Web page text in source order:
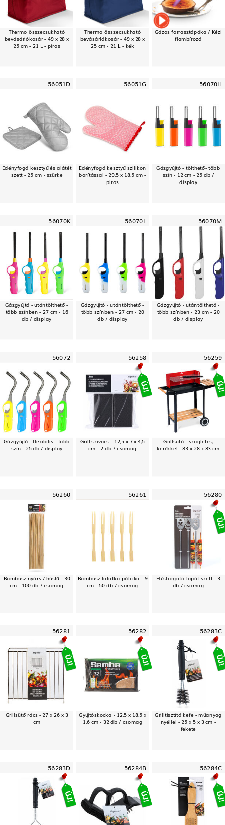
Thermo összecsukható
bevásárlókosár - 49 x 28 x
25 cm - 21 L - piros
Thermo összecsukható
bevásárlókosár - 49 x 28 x
25 cm - 21 L - kék
Gázos forrasztópáka / Kézi
flambírozó
56051D
Edényfogó kesztyű és alátét
szett - 25 cm - szürke
56051G
Edényfogó kesztyű szilikon
borítással - 29,5 x 18,5 cm -
piros
56070H
Gázgyújtó - tölthető- több
szín - 12 cm - 25 db /
display
56070K
Gázgyújtó - utántölthető -
több színben - 27 cm - 16
db / display
56070L
Gázgyújtó - utántölthető -
több színben - 27 cm - 20
db / display
56070M
Gázgyújtó - utántölthető -
több színben - 23 cm - 20
db / display
56072
Gázgyújtó - flexibilis - több
szín - 25 db / display
56258
Grill szivacs - 12,5 x 7 x 4,5
cm - 2 db / csomag
56259
Grillsütő - szögletes,
kerékkel - 83 x 28 x 83 cm
56260
Bambusz nyárs / hústű - 30
cm - 100 db / csomag
56261
Bambusz falatka pálcika - 9
cm - 50 db / csomag
56280
Húsforgató lapát szett - 3
db / csomag
56281
Grillsütő rács - 27 x 26 x 3
cm
56282
Gyújtóskocka - 12,5 x 18,5 x
1,6 cm - 32 db / csomag
56283C
Grilltisztító kefe - műanyag
nyéllel - 25 x 5 x 3 cm -
fekete
56283D 56284B 56284C